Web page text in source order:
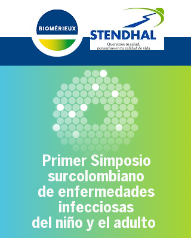
Primer Simposio
surcolombiano
de enfermedades
infecciosas
del niño y el adulto